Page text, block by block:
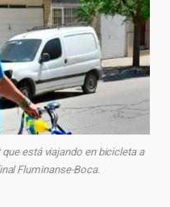
está viajando en bicicleta a
Fluminanse-Boca.